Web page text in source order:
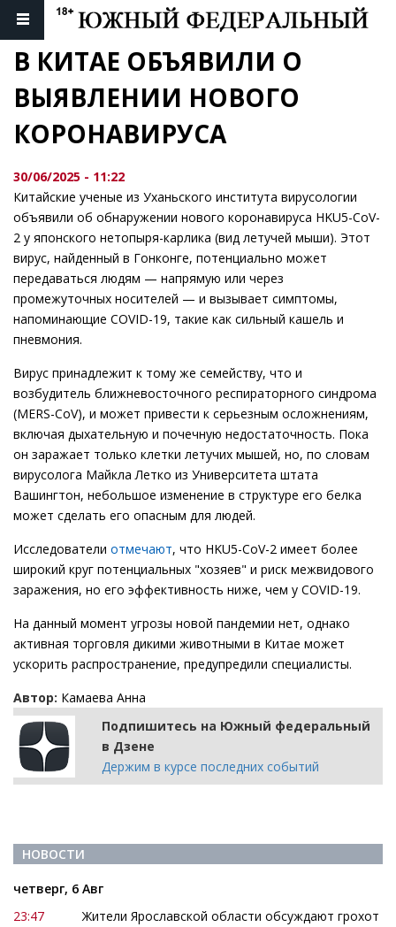
В КИТАЕ ОБЪЯВИЛИ О
ВЫЯВЛЕНИИ НОВОГО
КОРОНАВИРУСА
30/06/2025 - 11:22
Китайские ученые из Уханьского института вирусологии
объявили об обнаружении нового коронавируса HKU5-CoV-
2 у японского нетопыря-карлика (вид летучей мыши). Этот
вирус, найденный в Гонконге, потенциально может
передаваться людям — напрямую или через
промежуточных носителей — и вызывает симптомы,
напоминающие COVID-19, такие как сильный кашель и
пневмония.
Вирус принадлежит к тому же семейству, что и
возбудитель ближневосточного респираторного синдрома
(MERS-CoV), и может привести к серьезным осложнениям,
включая дыхательную и почечную недостаточность. Пока
он заражает только клетки летучих мышей, но, по словам
вирусолога Майкла Летко из Университета штата
Вашингтон, небольшое изменение в структуре его белка
может сделать его опасным для людей.
Исследователи отмечают, что HKU5-CoV-2 имеет более
широкий круг потенциальных "хозяев" и риск межвидового
заражения, но его эффективность ниже, чем у COVID-19.
На данный момент угрозы новой пандемии нет, однако
активная торговля дикими животными в Китае может
ускорить распространение, предупредили специалисты.
Автор: Камаева Анна
Подпишитесь на Южный федеральный
в Дзене
Держим в курсе последних событий
НОВОСТИ
четверг, 6 Авг
23:47
Жители Ярославской области обсуждают грохот